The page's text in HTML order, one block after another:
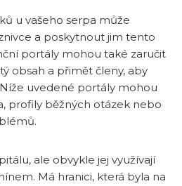
u vašeho serpa může
a poskytnout jim tento
portály mohou také zaručit
obsah a přimět členy, aby
uvedené portály mohou
profily běžných otázek nebo
ale obvykle jej využívají
Má hranici, která byla na